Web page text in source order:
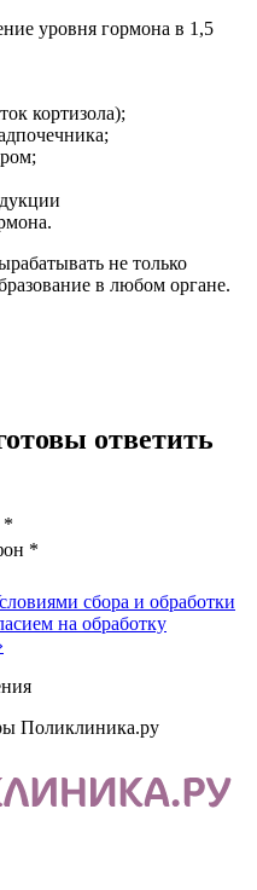
уровня гормона в 1,5
кортизола);
не только
в любом органе.
ответить
*
сбора и обработки
на обработку
Поликлиника.ру